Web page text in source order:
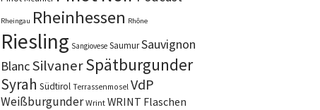
Rheingau Rheinhessen Rhône
Riesling Sangiovese SaumurSauvignon
BlancSilvanerSpätburgunder
Syrah Südtirol Terrassenmosel VdP
Weißburgunder Wrint WRINT Flaschen